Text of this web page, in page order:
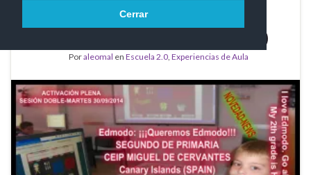
Cerrar
Edmodo: my 2th grade is
«HERE». Do you hear me? :-)
Poraleomal en Escuela 2.0, Experiencias de Aula